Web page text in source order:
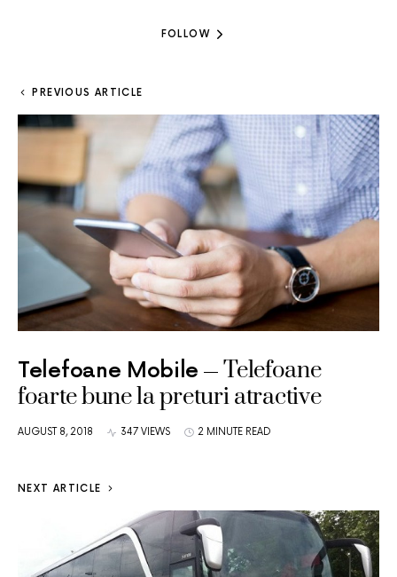
FOLLOW
PREVIOUS ARTICLE
Telefoane Mobile
Telefoane
foarte bune la preturi atractive
AUGUST 8, 2018 347 VIEWS 2 MINUTE READ
NEXT ARTICLE